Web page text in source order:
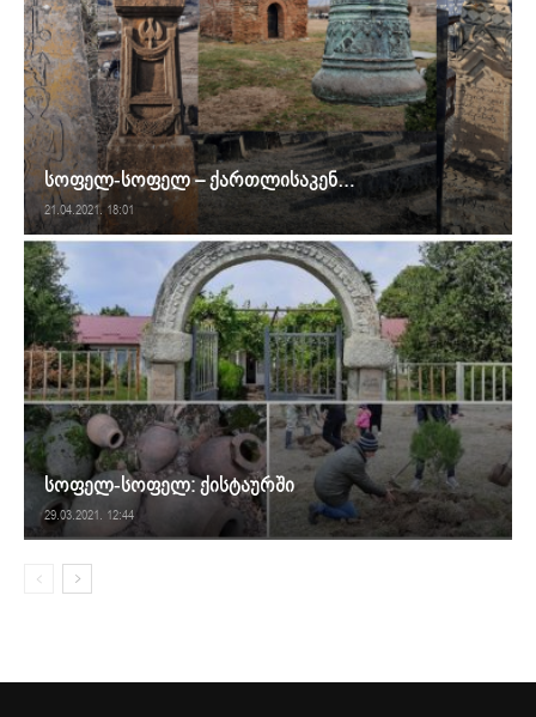
სოფელ-სოფელ – ქართლისაკენ…
21.04.2021. 18:01
სოფელ-სოფელ: ქისტაურში
29.03.2021. 12:44